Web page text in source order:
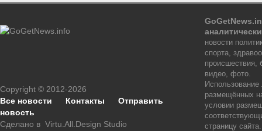
Copyright © 2012-2026
Все новости
Контакты
Отправить
новость
Сделано в Virtu.All.Design Studio
новости
спорта,
происшествия,
видео, фото.
размещённых
условии
страницу сайта.